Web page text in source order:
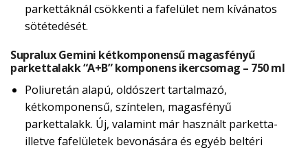
parkettáknál csökkenti a fafelület nem kívánatos
sötétedését.
Supralux Gemini kétkomponensű magasfényű
parkettalakk “A+B” komponens ikercsomag – 750 ml
Poliuretán alapú, oldószert tartalmazó,
kétkomponensű, színtelen, magasfényű
parkettalakk. Új, valamint már használt parketta-
illetve fafelületek bevonására és egyéb beltéri